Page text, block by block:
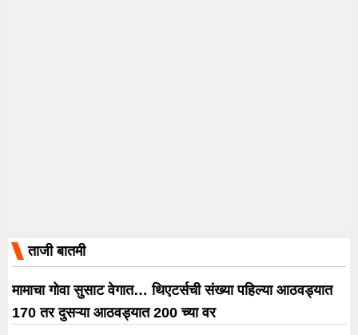
ताजी बातमी
मामाचा गोवा सुसाट वेगात… थिएटर्सची संख्या पहिल्या आठवड्यात
170 तर दुसऱ्या आठवड्यात 200 च्या वर